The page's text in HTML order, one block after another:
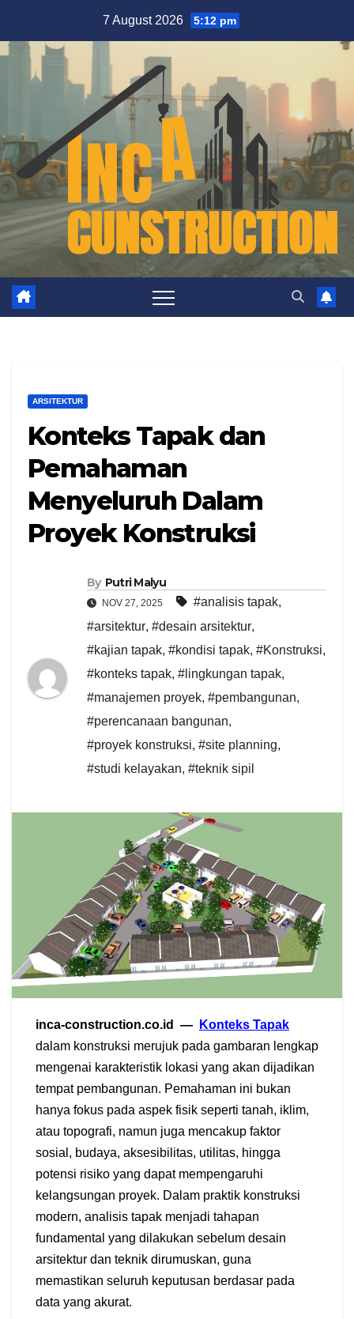
content
7 August 2026 5:12 pm
ARSITEKTUR
Konteks Tapak dan
Pemahaman
Menyeluruh Dalam
Proyek Konstruksi
By Putri Malyu
NOV 27, 2025 #analisis tapak,
#arsitektur, #desain arsitektur,
#kajian tapak, #kondisi tapak, #Konstruksi,
#konteks tapak, #lingkungan tapak,
#manajemen proyek, #pembangunan,
#perencanaan bangunan,
#proyek konstruksi, #site planning,
#studi kelayakan, #teknik sipil
inca-construction.co.id —
Konteks Tapak
dalam konstruksi merujuk pada gambaran lengkap
mengenai karakteristik lokasi yang akan dijadikan
tempat pembangunan. Pemahaman ini bukan
hanya fokus pada aspek fisik seperti tanah, iklim,
atau topografi, namun juga mencakup faktor
sosial, budaya, aksesibilitas, utilitas, hingga
potensi risiko yang dapat mempengaruhi
kelangsungan proyek. Dalam praktik konstruksi
modern, analisis tapak menjadi tahapan
fundamental yang dilakukan sebelum desain
arsitektur dan teknik dirumuskan, guna
memastikan seluruh keputusan berdasar pada
data yang akurat.